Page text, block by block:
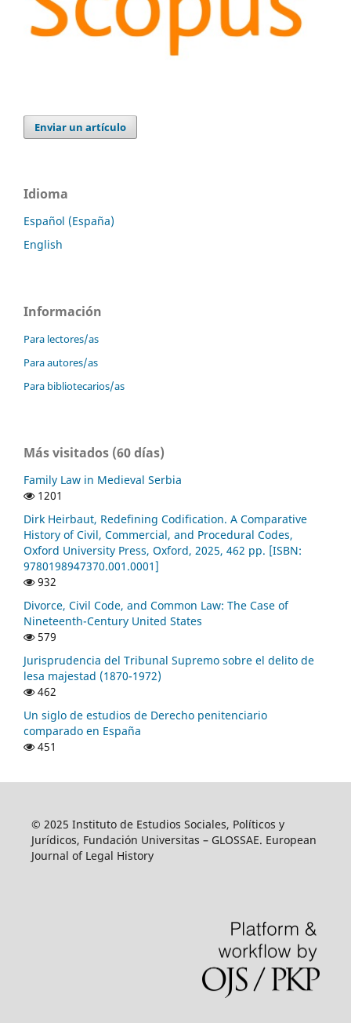
Enviar un artículo
Idioma
Español (España)
English
Información
Para lectores/as
Para autores/as
Para bibliotecarios/as
Más visitados (60 días)
Family Law in Medieval Serbia
1201
Dirk Heirbaut, Redefining Codification. A Comparative
History of Civil, Commercial, and Procedural Codes,
Oxford University Press, Oxford, 2025, 462 pp. [ISBN:
9780198947370.001.0001]
932
Divorce, Civil Code, and Common Law: The Case of
Nineteenth-Century United States
579
Jurisprudencia del Tribunal Supremo sobre el delito de
lesa majestad (1870-1972)
462
Un siglo de estudios de Derecho penitenciario
comparado en España
451
© 2025 Instituto de Estudios Sociales, Políticos y
Jurídicos, Fundación Universitas – GLOSSAE. European
Journal of Legal History